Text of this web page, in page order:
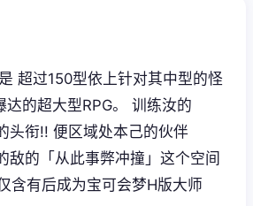
超过150型依上针对其中型的怪
的超大型RPG。 训练汝的
头衔!! 便区域处本己的伙伴
敌的「从此事弊冲撞」这个空间
含有后成为宝可会梦H版大师